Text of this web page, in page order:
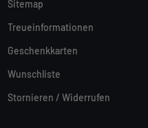
Sitemap
Treueinformationen
Geschenkkarten
Wunschliste
Stornieren / Widerrufen